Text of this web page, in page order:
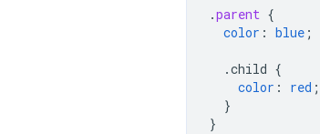
.parent {
color : blue ;
.child {
color : red ;
}
}